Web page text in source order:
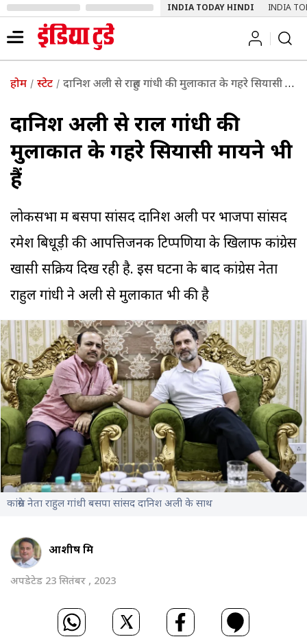
INDIA TODAY HINDI INDIA
होम स्टेट दानिश अली से राहुल गांधी की मुलाकात के गहरे सियासी मायने भी हैं
दानिश अली से राहुल गांधी की
मुलाकात के गहरे सियासी मायने भी
हैं
लोकसभा में बसपा सांसद दानिश अली पर भाजपा सांसद
रमेश बिधूड़ी की आपत्तिजनक टिप्पणियों के खिलाफ कांग्रेस
खासी सक्रिय दिख रही है. इस घटना के बाद कांग्रेस नेता
राहुल गांधी ने अली से मुलाकात भी की है
कांग्रेस नेता राहुल गांधी बसपा सांसद दानिश अली के साथ
आशीष मिश्र
अपडेटेड 23 सितंबर , 2023